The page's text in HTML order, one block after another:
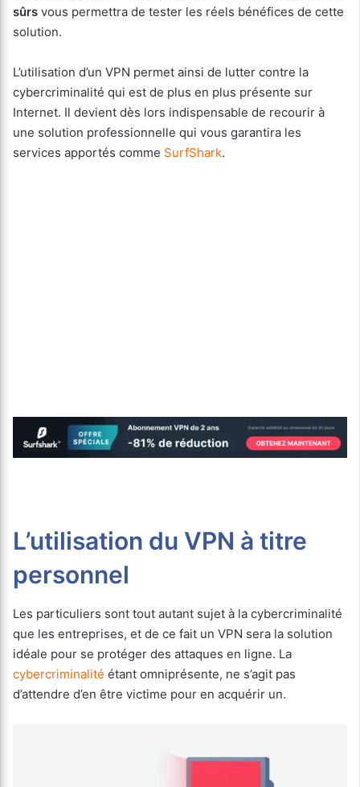
sûrs vous permettra de tester les réels bénéfices de cette
solution.
L’utilisation d’un VPN permet ainsi de lutter contre la
cybercriminalité qui est de plus en plus présente sur
Internet. Il devient dès lors indispensable de recourir à
une solution professionnelle qui vous garantira les
services apportés comme SurfShark.
L’utilisation du VPN à titre
personnel
Les particuliers sont tout autant sujet à la cybercriminalité
que les entreprises, et de ce fait un VPN sera la solution
idéale pour se protéger des attaques en ligne. La
cybercriminalité étant omniprésente, ne s’agit pas
d’attendre d’en être victime pour en acquérir un.